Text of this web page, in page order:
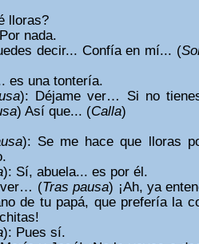
lloras?
nada.
decir... Confía en mí... (
es una tontería.
): Déjame ver… Si no
) Así que... (Calla)
): Se me hace que lloras
): Sí, abuela... es por él.
ver… (Tras pausa) ¡Ah, ya
de tu papá, que prefería la
): Pues sí.